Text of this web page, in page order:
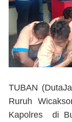
TUBAN
Ruruh
Kapolres di